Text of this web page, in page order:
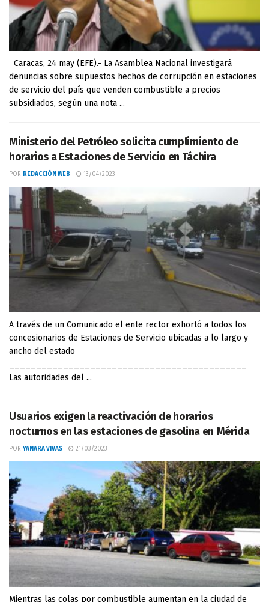
Caracas, 24 may (EFE).- La Asamblea Nacional investigará
denuncias sobre supuestos hechos de corrupción en estaciones
de servicio del país que venden combustible a precios
subsidiados, según una nota ...
Ministerio del Petróleo solicita cumplimiento de
horarios a Estaciones de Servicio en Táchira
POR REDACCIÓN WEB 13/04/2023
A través de un Comunicado el ente rector exhortó a todos los
concesionarios de Estaciones de Servicio ubicadas a lo largo y
ancho del estado
Las autoridades del ...
Usuarios exigen la reactivación de horarios
nocturnos en las estaciones de gasolina en Mérida
POR YANARA VIVAS 21/03/2023
Mientras las colas por combustible aumentan en la ciudad de